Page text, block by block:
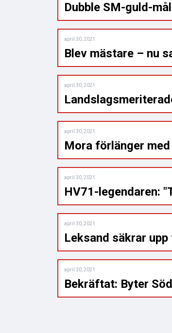
Dubble SM-guld-
april 30, 2021
Blev mästare – nu
april 30, 2021
april 30, 2021
Mora förlänger
april 30, 2021
HV71-legendaren:
april 30, 2021
Leksand säkrar
april 30, 2021
Bekräftat: Byter